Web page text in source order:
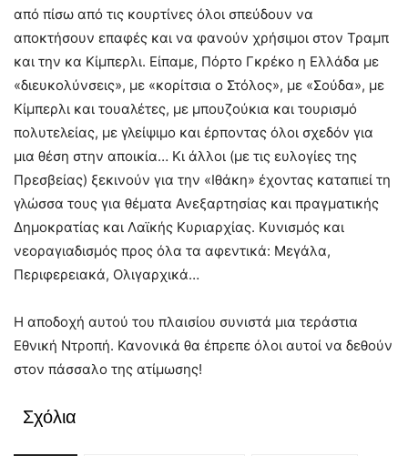
από πίσω από τις κουρτίνες όλοι σπεύδουν να
αποκτήσουν επαφές και να φανούν χρήσιμοι στον Τραμπ
και την κα Κίμπερλι. Είπαμε, Πόρτο Γκρέκο η Ελλάδα με
«διευκολύνσεις», με «κορίτσια ο Στόλος», με «Σούδα», με
Κίμπερλι και τουαλέτες, με μπουζούκια και τουρισμό
πολυτελείας, με γλείψιμο και έρποντας όλοι σχεδόν για
μια θέση στην αποικία… Κι άλλοι (με τις ευλογίες της
Πρεσβείας) ξεκινούν για την «Ιθάκη» έχοντας καταπιεί τη
γλώσσα τους για θέματα Ανεξαρτησίας και πραγματικής
Δημοκρατίας και Λαϊκής Κυριαρχίας. Κυνισμός και
νεοραγιαδισμός προς όλα τα αφεντικά: Μεγάλα,
Περιφερειακά, Ολιγαρχικά…
Η αποδοχή αυτού του πλαισίου συνιστά μια τεράστια
Εθνική Ντροπή. Κανονικά θα έπρεπε όλοι αυτοί να δεθούν
στον πάσσαλο της ατίμωσης!
Σχόλια